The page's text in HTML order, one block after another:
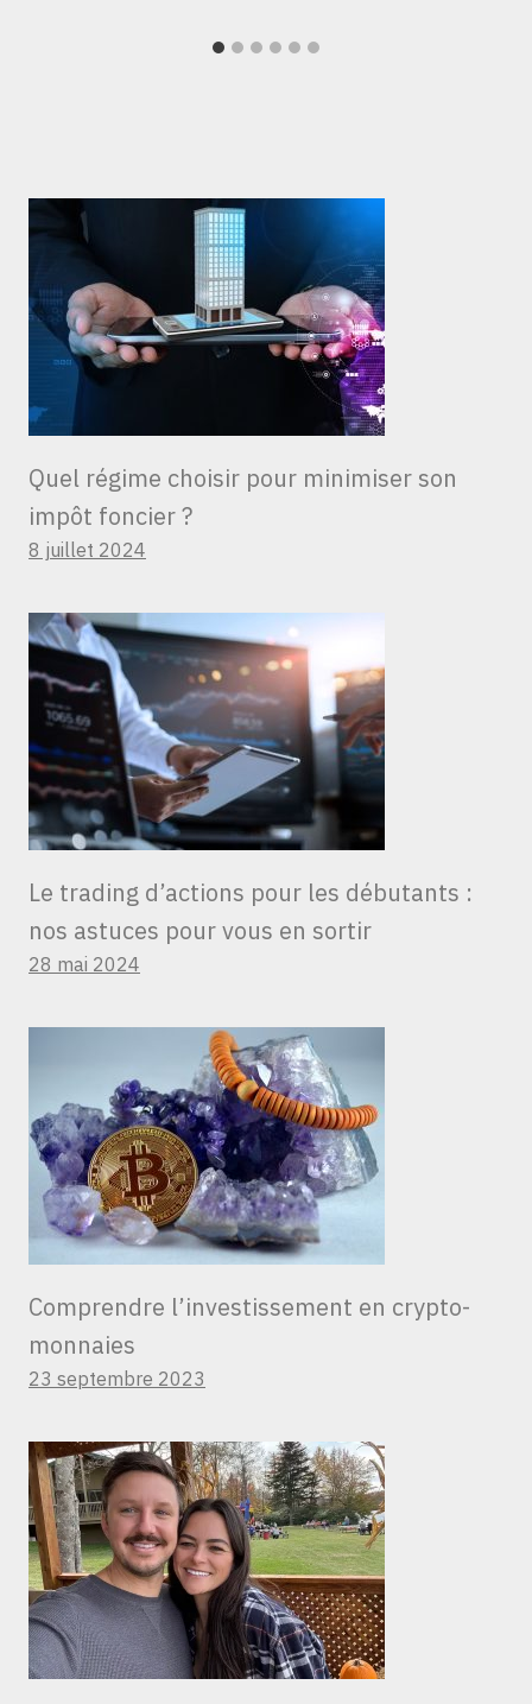
Quel régime choisir pour minimiser son
impôt foncier ?
8 juillet 2024
Le trading d’actions pour les débutants :
nos astuces pour vous en sortir
28 mai 2024
Comprendre l’investissement en crypto-
monnaies
23 septembre 2023